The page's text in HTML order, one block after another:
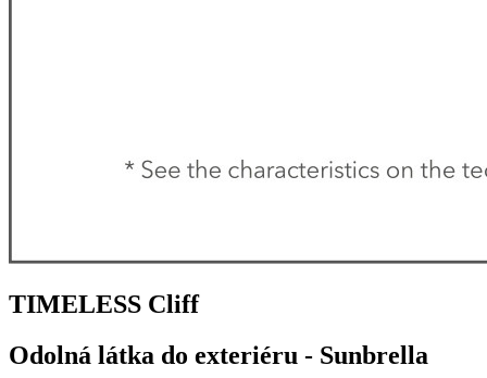
TIMELESS Cliff
Odolná látka do exteriéru - Sunbrella